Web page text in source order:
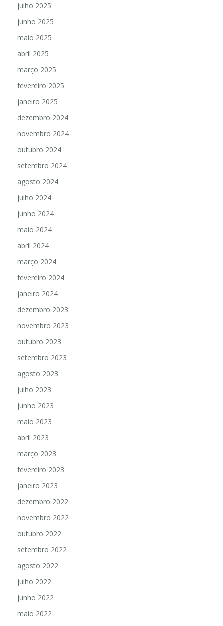
julho 2025
junho 2025
maio 2025
abril 2025
março 2025
fevereiro 2025
janeiro 2025
dezembro 2024
novembro 2024
outubro 2024
setembro 2024
agosto 2024
julho 2024
junho 2024
maio 2024
abril 2024
março 2024
fevereiro 2024
janeiro 2024
dezembro 2023
novembro 2023
outubro 2023
setembro 2023
agosto 2023
julho 2023
junho 2023
maio 2023
abril 2023
março 2023
fevereiro 2023
janeiro 2023
dezembro 2022
novembro 2022
outubro 2022
setembro 2022
agosto 2022
julho 2022
junho 2022
maio 2022